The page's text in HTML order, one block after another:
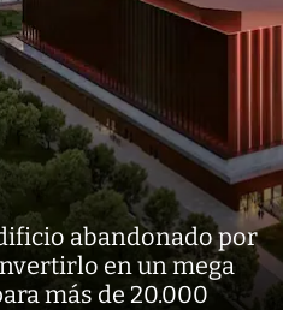
abandonado por
en un mega
más de 20.000